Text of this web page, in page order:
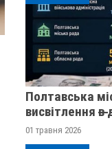
Полтавська
висвітлення
01 травня 2026